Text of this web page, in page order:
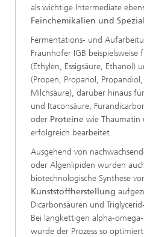
als wichtige Intermediate
Feinchemikalien und
Fermentations- und
Fraunhofer IGB beispielsweise
(Ethylen, Essigsäure, Ethanol)
(Propen, Propanol,
Milchsäure), darüber hinaus für
und Itaconsäure,
oder Proteine wie Thaumatin
erfolgreich bearbeitet.
Ausgehend von
oder Algenlipiden wurden
biotechnologische Synthese
Kunststoffherstellung
Dicarbonsäuren und
Bei langkettigen alpha-
wurde der Prozess so